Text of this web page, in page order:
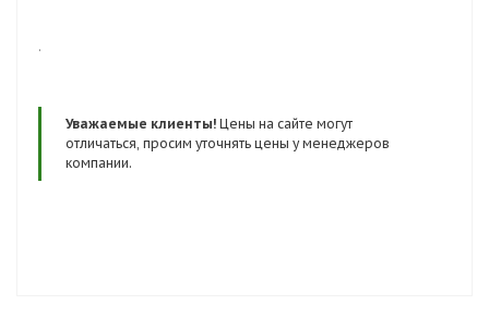
.
Уважаемые клиенты! Цены на сайте могут
отличаться, просим уточнять цены у менеджеров
компании.